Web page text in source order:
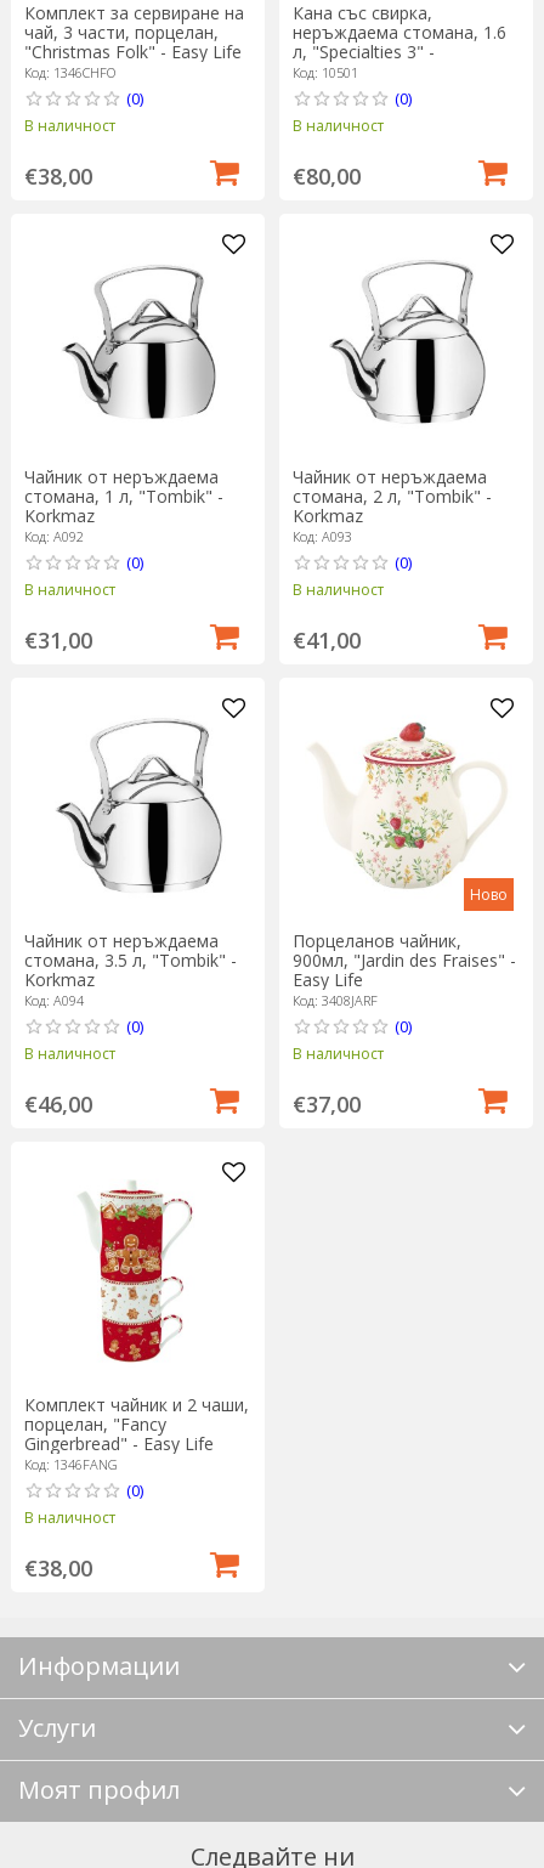
Комплект за сервиране на
чай, 3 части, порцелан,
"Christmas Folk" - Easy Life
Код: 1346CHFO
(0)
В наличност
€38,00
Кана със свирка,
неръждаема стомана, 1.6
л, "Specialties 3" -
Demeyere
Код: 10501
(0)
В наличност
€80,00
Чайник от неръждаема
стомана, 1 л, "Tombik" -
Korkmaz
Код: A092
(0)
В наличност
€31,00
Чайник от неръждаема
стомана, 2 л, "Tombik" -
Korkmaz
Код: A093
(0)
В наличност
€41,00
Чайник от неръждаема
стомана, 3.5 л, "Tombik" -
Korkmaz
Код: A094
(0)
В наличност
€46,00
Ново
Порцеланов чайник,
900мл, "Jardin des Fraises" -
Easy Life
Код: 3408JARF
(0)
В наличност
€37,00
Комплект чайник и 2 чаши,
порцелан, "Fancy
Gingerbread" - Easy Life
Код: 1346FANG
(0)
В наличност
€38,00
Информации
Услуги
Моят профил
Следвайте ни